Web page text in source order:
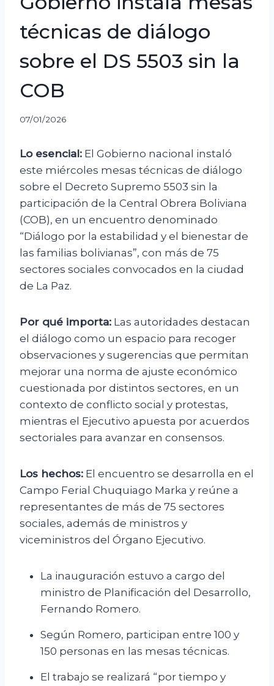
técnicas de diálogo
sobre el DS 5503 sin la
COB
07/01/2026
Lo esencial: El Gobierno nacional instaló
este miércoles mesas técnicas de diálogo
sobre el Decreto Supremo 5503 sin la
participación de la Central Obrera Boliviana
(COB), en un encuentro denominado
“Diálogo por la estabilidad y el bienestar de
las familias bolivianas”, con más de 75
sectores sociales convocados en la ciudad
de La Paz.
Por qué importa: Las autoridades destacan
el diálogo como un espacio para recoger
observaciones y sugerencias que permitan
mejorar una norma de ajuste económico
cuestionada por distintos sectores, en un
contexto de conflicto social y protestas,
mientras el Ejecutivo apuesta por acuerdos
sectoriales para avanzar en consensos.
Los hechos: El encuentro se desarrolla en el
Campo Ferial Chuquiago Marka y reúne a
representantes de más de 75 sectores
sociales, además de ministros y
viceministros del Órgano Ejecutivo.
La inauguración estuvo a cargo del
ministro de Planificación del Desarrollo,
Fernando Romero.
Según Romero, participan entre 100 y
150 personas en las mesas técnicas.
El trabajo se realizará “por tiempo y